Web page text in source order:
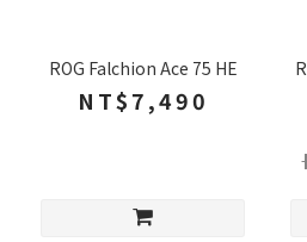
ROG Falchion Ace 75 HE
NT$7,490